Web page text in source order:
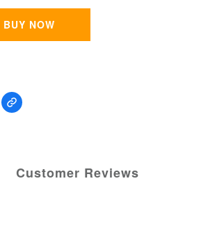
BUY NOW
Customer Reviews